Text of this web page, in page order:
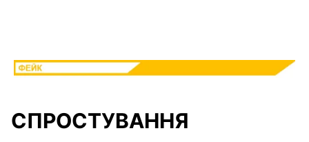
СПРОСТУВАННЯ